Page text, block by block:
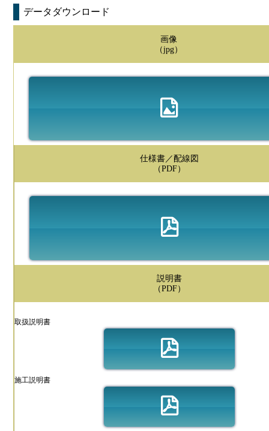
データダウンロード
画像
（jpg）
仕様書／配線図
（PDF）
説明書
（PDF）
取扱説明書
施工説明書